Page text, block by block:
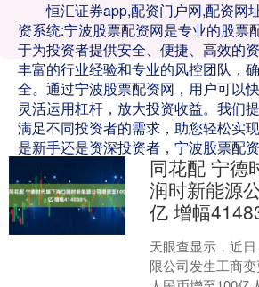
恒汇证券app,配资门户网,配资网
资系统:宁波股票配资网是专业的股票
于为投资者提供安全、便捷、高效的
丰富的行业经验和专业的风控团队，
全。通过宁波股票配资网，用户可以
灵活运用杠杆，放大投资收益。我们
满足不同投资者的需求，助您轻松实
是新手还是资深投资者，宁波股票配
的合作伙伴。
同花配 宁德
润时新能源
亿 增幅
天眼查显示，近
限公司发生工商